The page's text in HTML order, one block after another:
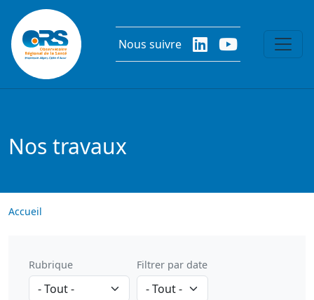
Aller au contenu principal
Nous suivre
Nos travaux
Accueil
Rubrique Filtrer par date